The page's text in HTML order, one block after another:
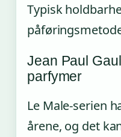
Typisk
Jean Paul
parfymer
Le Male-serien
årene, og det